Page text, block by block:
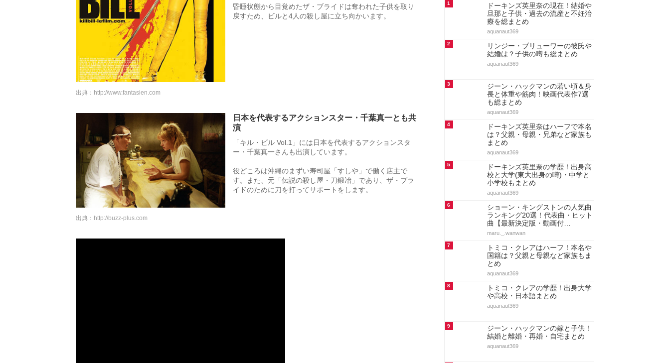
昏睡状態から目覚めたザ・ブライドは奪われた子供を取り
戻すため、ビルと4人の殺し屋に立ち向かいます。
出典： http://www.fantasien.com
日本を代表するアクションスター・千葉真一とも共
演
「キル・ビル Vol.1」には日本を代表するアクションスタ
ー・千葉真一さんも出演しています。
役どころは沖縄のまずい寿司屋「すしや」で働く店主で
す。また、元「伝説の殺し屋・刀鍛冶」であり、ザ・ブラ
イドのために刀を打ってサポートをします。
出典： http://buzz-plus.com
1
ドーキンズ英里奈の現在！結婚や
旦那と子供・過去の流産と不妊治
療を総まとめ
aquanaut369
2
リンジー・ブリューワーの彼氏や
結婚は？子供の噂も総まとめ
aquanaut369
3
ジーン・ハックマンの若い頃＆身
長と体重や筋肉！映画代表作7選
も総まとめ
aquanaut369
4
ドーキンズ英里奈はハーフで本名
は？父親・母親・兄弟など家族も
まとめ
aquanaut369
5
ドーキンズ英里奈の学歴！出身高
校と大学(東大出身の噂)・中学と
小学校もまとめ
aquanaut369
6
ショーン・キングストンの人気曲
ランキング20選！代表曲・ヒット
曲【最新決定版・動画付…
maru._.wanwan
7
トミコ・クレアはハーフ！本名や
国籍は？父親と母親など家族もま
とめ
aquanaut369
8
トミコ・クレアの学歴！出身大学
や高校・日本語まとめ
aquanaut369
9
ジーン・ハックマンの嫁と子供！
結婚と離婚・再婚・自宅まとめ
aquanaut369